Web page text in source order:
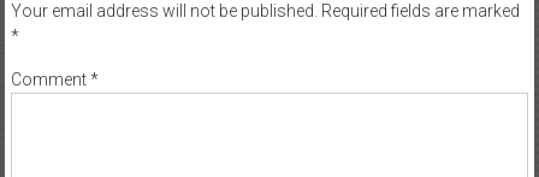
Your email address will not be published. Required fields are marked
*
Comment*